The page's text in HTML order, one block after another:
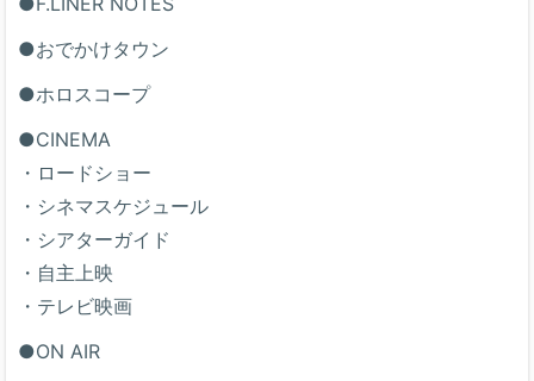
●おでかけタウン
●ホロスコープ
●CINEMA
・ロードショー
・シネマスケジュール
・シアターガイド
・自主上映
・テレビ映画
●ON AIR